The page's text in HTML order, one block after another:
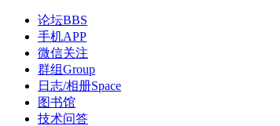
论坛BBS
手机APP
微信关注
群组Group
日志/相册Space
图书馆
技术问答